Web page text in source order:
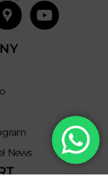
Mdi-
google-
maps
News